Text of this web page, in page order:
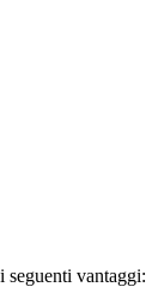
vantaggi: